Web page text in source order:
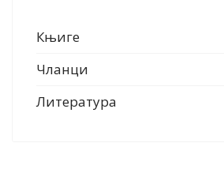
Књиге
Чланци
Литература